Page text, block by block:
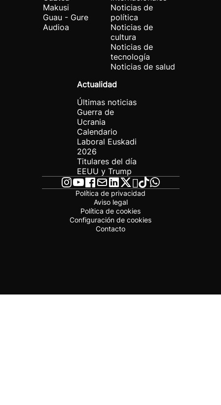
Makusi
Guau - Gure
Audioa
Noticias de
política
Noticias de
cultura
Noticias de
tecnología
Noticias de salud
Actualidad
Últimas noticias
Guerra de
Ucrania
Calendario
Laboral Euskadi
2026
Titulares del día
EEUU y Trump
Política de privacidad
Aviso legal
Política de cookies
Configuración de cookies
Contacto